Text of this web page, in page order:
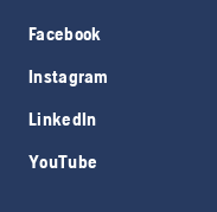
Facebook
Instagram
LinkedIn
YouTube